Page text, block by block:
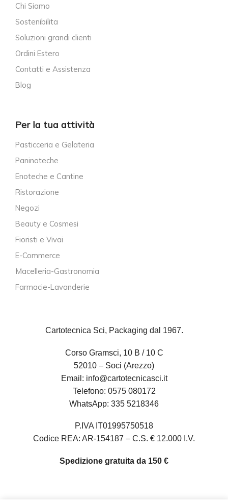
Chi Siamo
Sostenibilita
Soluzioni grandi clienti
Ordini Estero
Contatti e Assistenza
Blog
Per la tua attività
Pasticceria e Gelateria
Paninoteche
Enoteche e Cantine
Ristorazione
Negozi
Beauty e Cosmesi
Fioristi e Vivai
E-Commerce
Macelleria-Gastronomia
Farmacie-Lavanderie
Cartotecnica Sci, Packaging dal 1967.
Corso Gramsci, 10 B / 10 C
52010 – Soci (Arezzo)
Email: info@cartotecnicasci.it
Telefono: 0575 080172
WhatsApp: 335 5218346
P.IVA IT01995750518
Codice REA: AR-154187 – C.S. € 12.000 I.V.
Spedizione gratuita da 150 €